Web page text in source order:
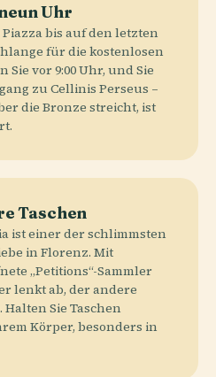
Uhr
bis auf den letzten
für die kostenlosen
Sie vor 9:00 Uhr, und Sie
zu Cellinis Perseus –
die Bronze streicht, ist
Taschen
ist einer der schlimmsten
in Florenz. Mit
„Petitions“-Sammler
lenkt ab, der andere
Sie Taschen
Körper, besonders in